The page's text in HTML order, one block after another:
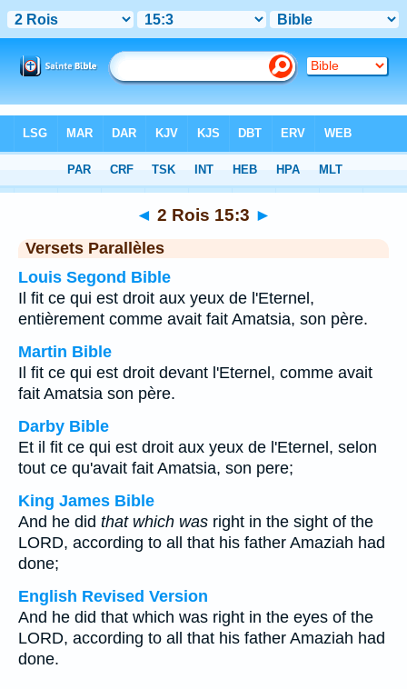
Chapitre 15> Verset 3
◄ 2 Rois 15:3 ►
Versets Parallèles
Louis Segond Bible
Il fit ce qui est droit aux yeux de l'Eternel,
entièrement comme avait fait Amatsia, son père.
Martin Bible
Il fit ce qui est droit devant l'Eternel, comme avait
fait Amatsia son père.
Darby Bible
Et il fit ce qui est droit aux yeux de l'Eternel, selon
tout ce qu'avait fait Amatsia, son pere;
King James Bible
And he did that which was right in the sight of the
LORD, according to all that his father Amaziah had
done;
English Revised Version
And he did that which was right in the eyes of the
LORD, according to all that his father Amaziah had
done.